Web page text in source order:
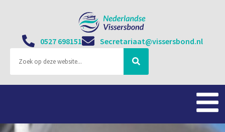
0527 698151 Secretariaat@vissersbond.nl